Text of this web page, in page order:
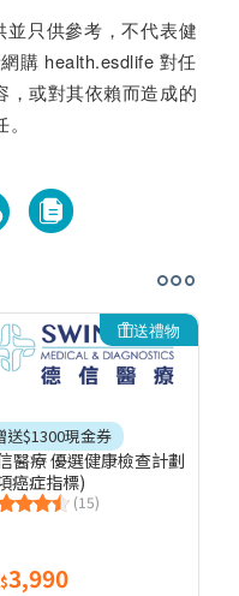
只供參考，不代表健
購 health.esdlife 對任
，或對其依賴而造成的
送禮物
送$1300現金券
醫療 優選健康檢查計劃
癌症指標)
(15)
3,990